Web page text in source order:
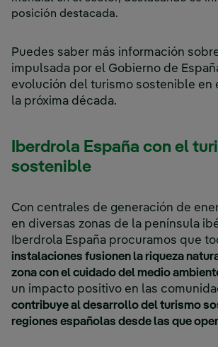
posición destacada.
Puedes saber más información
impulsada por el Gobierno de
evolución del turismo sostenible en
la próxima década.
Iberdrola España con el
sostenible
Con centrales de generación de
en diversas zonas de la península
Iberdrola España procuramos que
instalaciones fusionen la riqueza
zona con el cuidado del medio
un impacto positivo en las
contribuye al desarrollo del turismo
regiones españolas desde las que